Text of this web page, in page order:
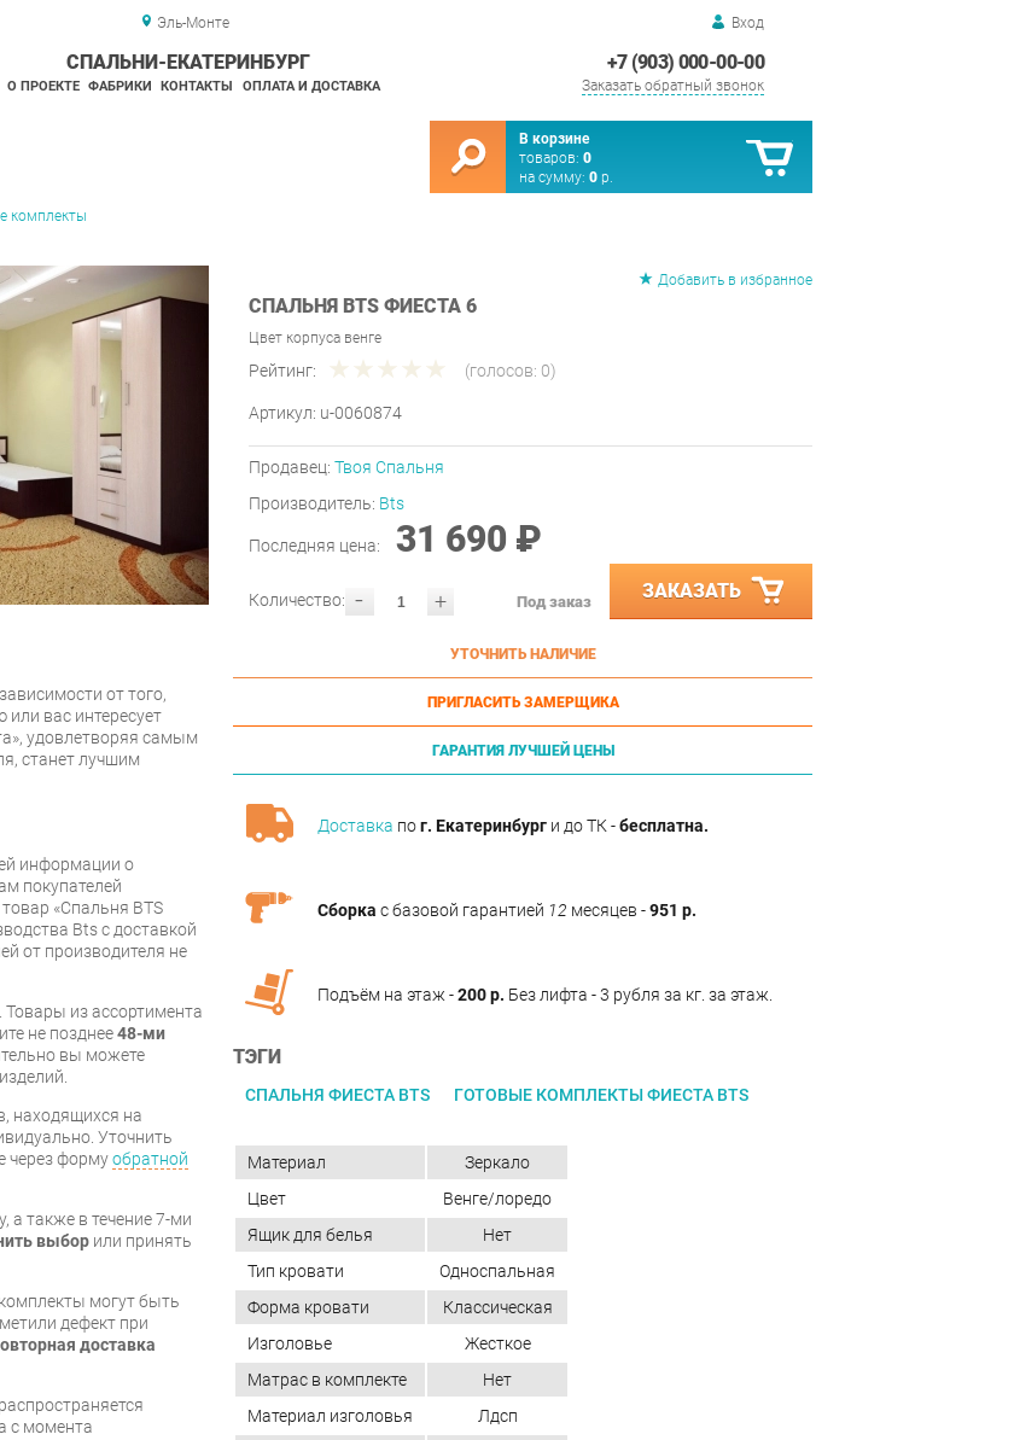
Эль-Монте Вход
+7 (903) 000-00-00
Заказать обратный звонок
СПАЛЬНИ-ЕКАТЕРИНБУРГ
О ПРОЕКТЕ ФАБРИКИ КОНТАКТЫ ОПЛАТА И ДОСТАВКА
В корзине
товаров: 0
на сумму: 0 р.
комплекты
Добавить в избранное
СПАЛЬНЯ BTS ФИЕСТА 6
Цвет корпуса венге
Рейтинг: (голосов: 0)
Артикул: u-0060874
Продавец: Твоя Спальня
Производитель: Bts
Последняя цена: 31 690 ₽
- +
Количество: Под заказ ЗАКАЗАТЬ
УТОЧНИТЬ НАЛИЧИЕ
ПРИГЛАСИТЬ ЗАМЕРЩИКА
ГАРАНТИЯ ЛУЧШЕЙ ЦЕНЫ
Доставка пог. Екатеринбург и до ТК -бесплатна.
Сборка с базовой гарантией 12 месяцев -951 р.
Подъём на этаж -200 р. Без лифта - 3 рубля за кг. за этаж.
ТЭГИ
СПАЛЬНЯ ФИЕСТА BTS ГОТОВЫЕ КОМПЛЕКТЫ ФИЕСТА BTS
от того,
вас интересует
удовлетворяя самым
станет лучшим
информации о
покупателей
«Спальня BTS
Bts с доставкой
от производителя не
из ассортимента
не позднее48-ми
вы можете
находящихся на
Уточнить
через формуобратной
а также в течение 7-ми
выбор или принять
могут быть
дефект при
доставка
с момента
Материал
Зеркало
Цвет
Венге/лоредо
Ящик для белья
Нет
Тип кровати
Односпальная
Форма кровати
Классическая
Изголовье
Жесткое
Матрас в комплекте
Нет
Материал изголовья
Лдсп